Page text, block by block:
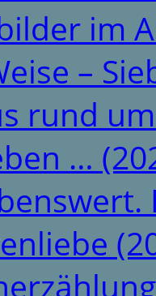
im
–
rund
…